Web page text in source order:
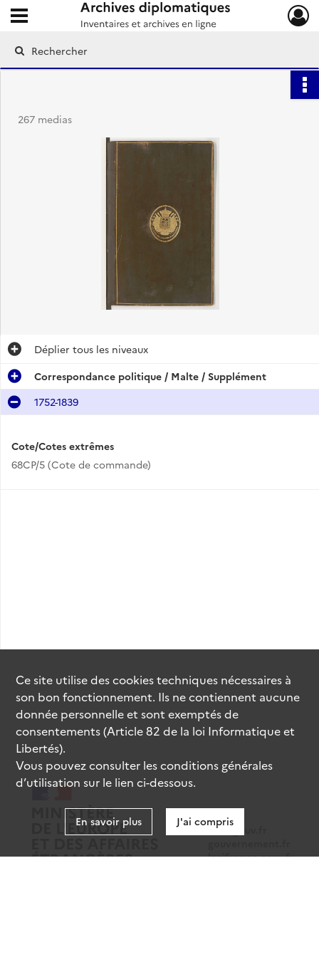
Archives diplomatiques
Ouvrir le menu déroulant
267 medias
Déplier tous les niveaux
Correspondance politique / Malte / Supplément
1752-1839
Cote/Cotes extrêmes
68CP/5 (Cote de commande)
data.gouv.fr
legifrance.gouv.fr
Ce site utilise descookiestechniques nécessaires à
son bon fonctionnement. Ils ne contiennent aucune
donnée personnelle et sont exemptés de
consentements (Article 82 de la loi Informatique et
Libertés).
Vous pouvez consulter les conditions générales
d’utilisation sur le lien ci-dessous.
En savoir plus J'ai compris